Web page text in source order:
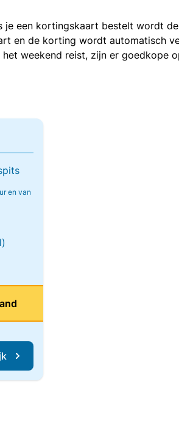
je een kortingskaart bestelt wordt
en de korting wordt automatisch
weekend reist, zijn er goedkope
en van